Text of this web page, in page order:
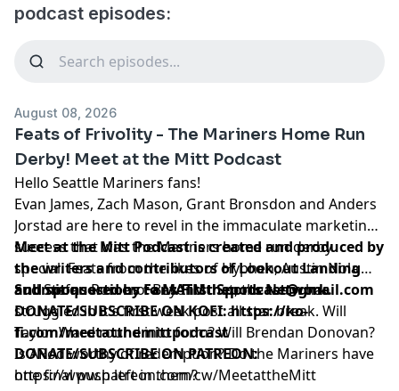
podcast episodes:
August 08, 2026
Feats of Frivolity - The Mariners Home Run
Derby! Meet at the Mitt Podcast
Hello Seattle Mariners fans!
Evan James, Zach Mason, Grant Bronsdon and Anders
Jorstad are here to revel in the immaculate marketing
success that was the Mariners home run derby
special. Feats from the likes of Hyphen, Austin Nola
and Stefan Romero. Beyond that, the team has
struggled in it's first week post all star break. Will
Taylor Ward round into form? Will Brendan Donovan?
Is ARod worthy of redemption? Do the Mariners have
one final push left in them?
Meet at the Mitt Podcast is created and produced by
the writers and contributors ofLookout Landing
and sponsored byFans First Sports Network.
Submit questions toMATMthepodcast@gmail.com
DONATE/SUBSCRIBE ON KOFI:https://ko-
fi.com/meetatthemittpodcast
DONATE/SUBSCRIBE ON PATREON:
https://www.patreon.com/cw/MeetattheMitt⁠⁠⁠⁠⁠⁠⁠⁠⁠⁠⁠⁠⁠⁠⁠⁠⁠⁠⁠⁠⁠⁠⁠⁠⁠⁠⁠⁠⁠⁠⁠⁠⁠⁠⁠⁠⁠⁠⁠⁠⁠⁠